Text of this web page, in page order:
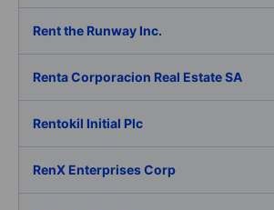
Rent the Runway Inc.
Renta Corporacion Real Estate SA
Rentokil Initial Plc
RenX Enterprises Corp